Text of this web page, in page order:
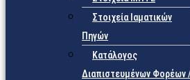
Στοιχεία Ιαματικών
Πηγών
Κατάλογος
Διαπιστευμένων Φορέων